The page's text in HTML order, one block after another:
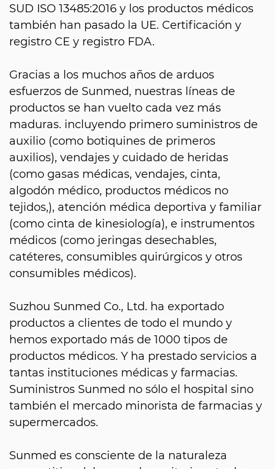
SUD ISO 13485:2016 y los productos médicos
también han pasado la UE. Certificación y
registro CE y registro FDA.
Gracias a los muchos años de arduos
esfuerzos de Sunmed, nuestras líneas de
productos se han vuelto cada vez más
maduras. incluyendo primero suministros de
auxilio (como botiquines de primeros
auxilios), vendajes y cuidado de heridas
(como gasas médicas, vendajes, cinta,
algodón médico, productos médicos no
tejidos,), atención médica deportiva y familiar
(como cinta de kinesiología), e instrumentos
médicos (como jeringas desechables,
catéteres, consumibles quirúrgicos y otros
consumibles médicos).
Suzhou Sunmed Co., Ltd. ha exportado
productos a clientes de todo el mundo y
hemos exportado más de 1000 tipos de
productos médicos. Y ha prestado servicios a
tantas instituciones médicas y farmacias.
Suministros Sunmed no sólo el hospital sino
también el mercado minorista de farmacias y
supermercados.
Sunmed es consciente de la naturaleza